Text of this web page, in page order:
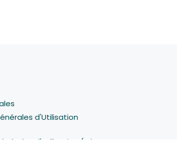
d'Utilisation
d'Utilisation (Hôtes -